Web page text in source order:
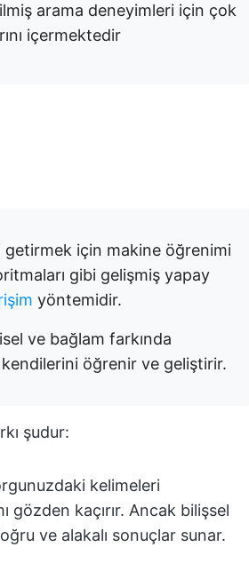
arama deneyimleri için çok
içermektedir
getirmek için makine öğrenimi
gibi gelişmiş yapay
yöntemidir.
ve bağlam farkında
öğrenir ve geliştirir.
şudur:
kelimeleri
gözden kaçırır. Ancak bilişsel
ve alakalı sonuçlar sunar.